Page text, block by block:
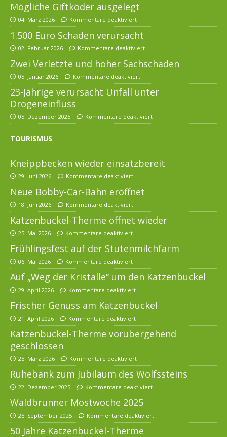
Mögliche Giftköder ausgelegt
04. März 2026 Kommentare deaktiviert
1.500 Euro Schaden verursacht
02. Februar 2026 Kommentare deaktiviert
Zwei Verletzte und hoher Sachschaden
05. Januar 2026 Kommentare deaktiviert
23-Jährige verursacht Unfall unter
Drogeneinfluss
05. Dezember 2025 Kommentare deaktiviert
TOURISMUS
Kneippbecken wieder einsatzbereit
29. Juni 2026 Kommentare deaktiviert
Neue Bobby-Car-Bahn eröffnet
18. Juni 2026 Kommentare deaktiviert
Katzenbuckel-Therme öffnet wieder
25. Mai 2026 Kommentare deaktiviert
Frühlingsfest auf der Stutenmilchfarm
06. Mai 2026 Kommentare deaktiviert
Auf „Weg der Kristalle“ um den Katzenbuckel
29. April 2026 Kommentare deaktiviert
Frischer Genuss am Katzenbuckel
21. April 2026 Kommentare deaktiviert
Katzenbuckel-Therme vorübergehend
geschlossen
25. März 2026 Kommentare deaktiviert
Ruhebank zum Jubiläum des Wolfssteins
22. Dezember 2025 Kommentare deaktiviert
Waldbrunner Mostwoche 2025
25. September 2025 Kommentare deaktiviert
50 Jahre Katzenbuckel-Therme